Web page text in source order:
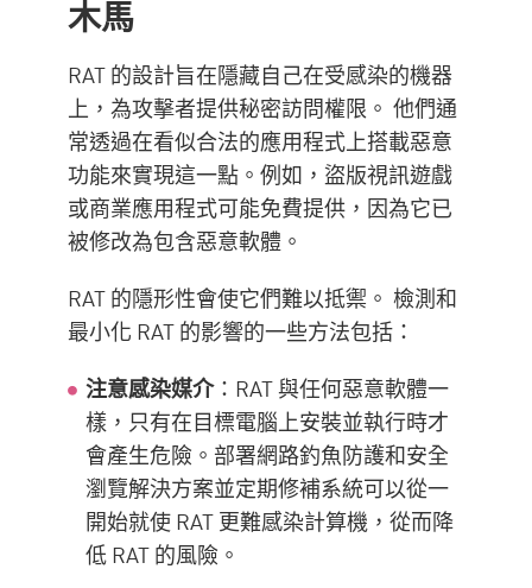
木馬
RAT 的設計旨在隱藏自己在受感染的機器
上，為攻擊者提供秘密訪問權限。 他們通
常透過在看似合法的應用程式上搭載惡意
功能來實現這一點。例如，盜版視訊遊戲
或商業應用程式可能免費提供，因為它已
被修改為包含惡意軟體。
RAT 的隱形性會使它們難以抵禦。 檢測和
最小化 RAT 的影響的一些方法包括：
注意感染媒介：RAT 與任何惡意軟體一
樣，只有在目標電腦上安裝並執行時才
會產生危險。部署網路釣魚防護和安全
瀏覽解決方案並定期修補系統可以從一
開始就使 RAT 更難感染計算機，從而降
低 RAT 的風險。